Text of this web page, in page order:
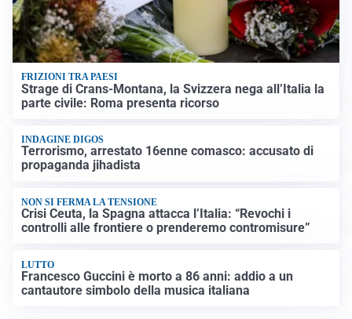
FRIZIONI TRA PAESI
Strage di Crans-Montana, la Svizzera nega all’Italia la
parte civile: Roma presenta ricorso
INDAGINE DIGOS
Terrorismo, arrestato 16enne comasco: accusato di
propaganda jihadista
NON SI FERMA LA TENSIONE
Crisi Ceuta, la Spagna attacca l’Italia: “Revochi i
controlli alle frontiere o prenderemo contromisure”
LUTTO
Francesco Guccini è morto a 86 anni: addio a un
cantautore simbolo della musica italiana